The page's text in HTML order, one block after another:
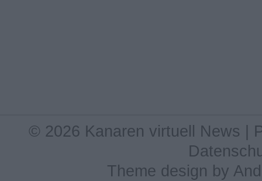
© 2026 Kanaren virtuell News |
Theme design by